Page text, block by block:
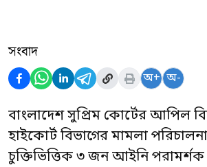
সংবাদ
অ+ অ-
বাংলাদেশ সুপ্রিম কোর্টের আপিল
হাইকোর্ট বিভাগের মামলা
চুক্তিভিত্তিক ৩ জন আইনি পরামর্শক